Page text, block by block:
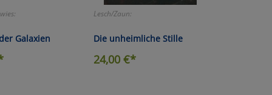
Galaxien
Lesch/Zaun:
Die unheimliche Stille
24,00€*